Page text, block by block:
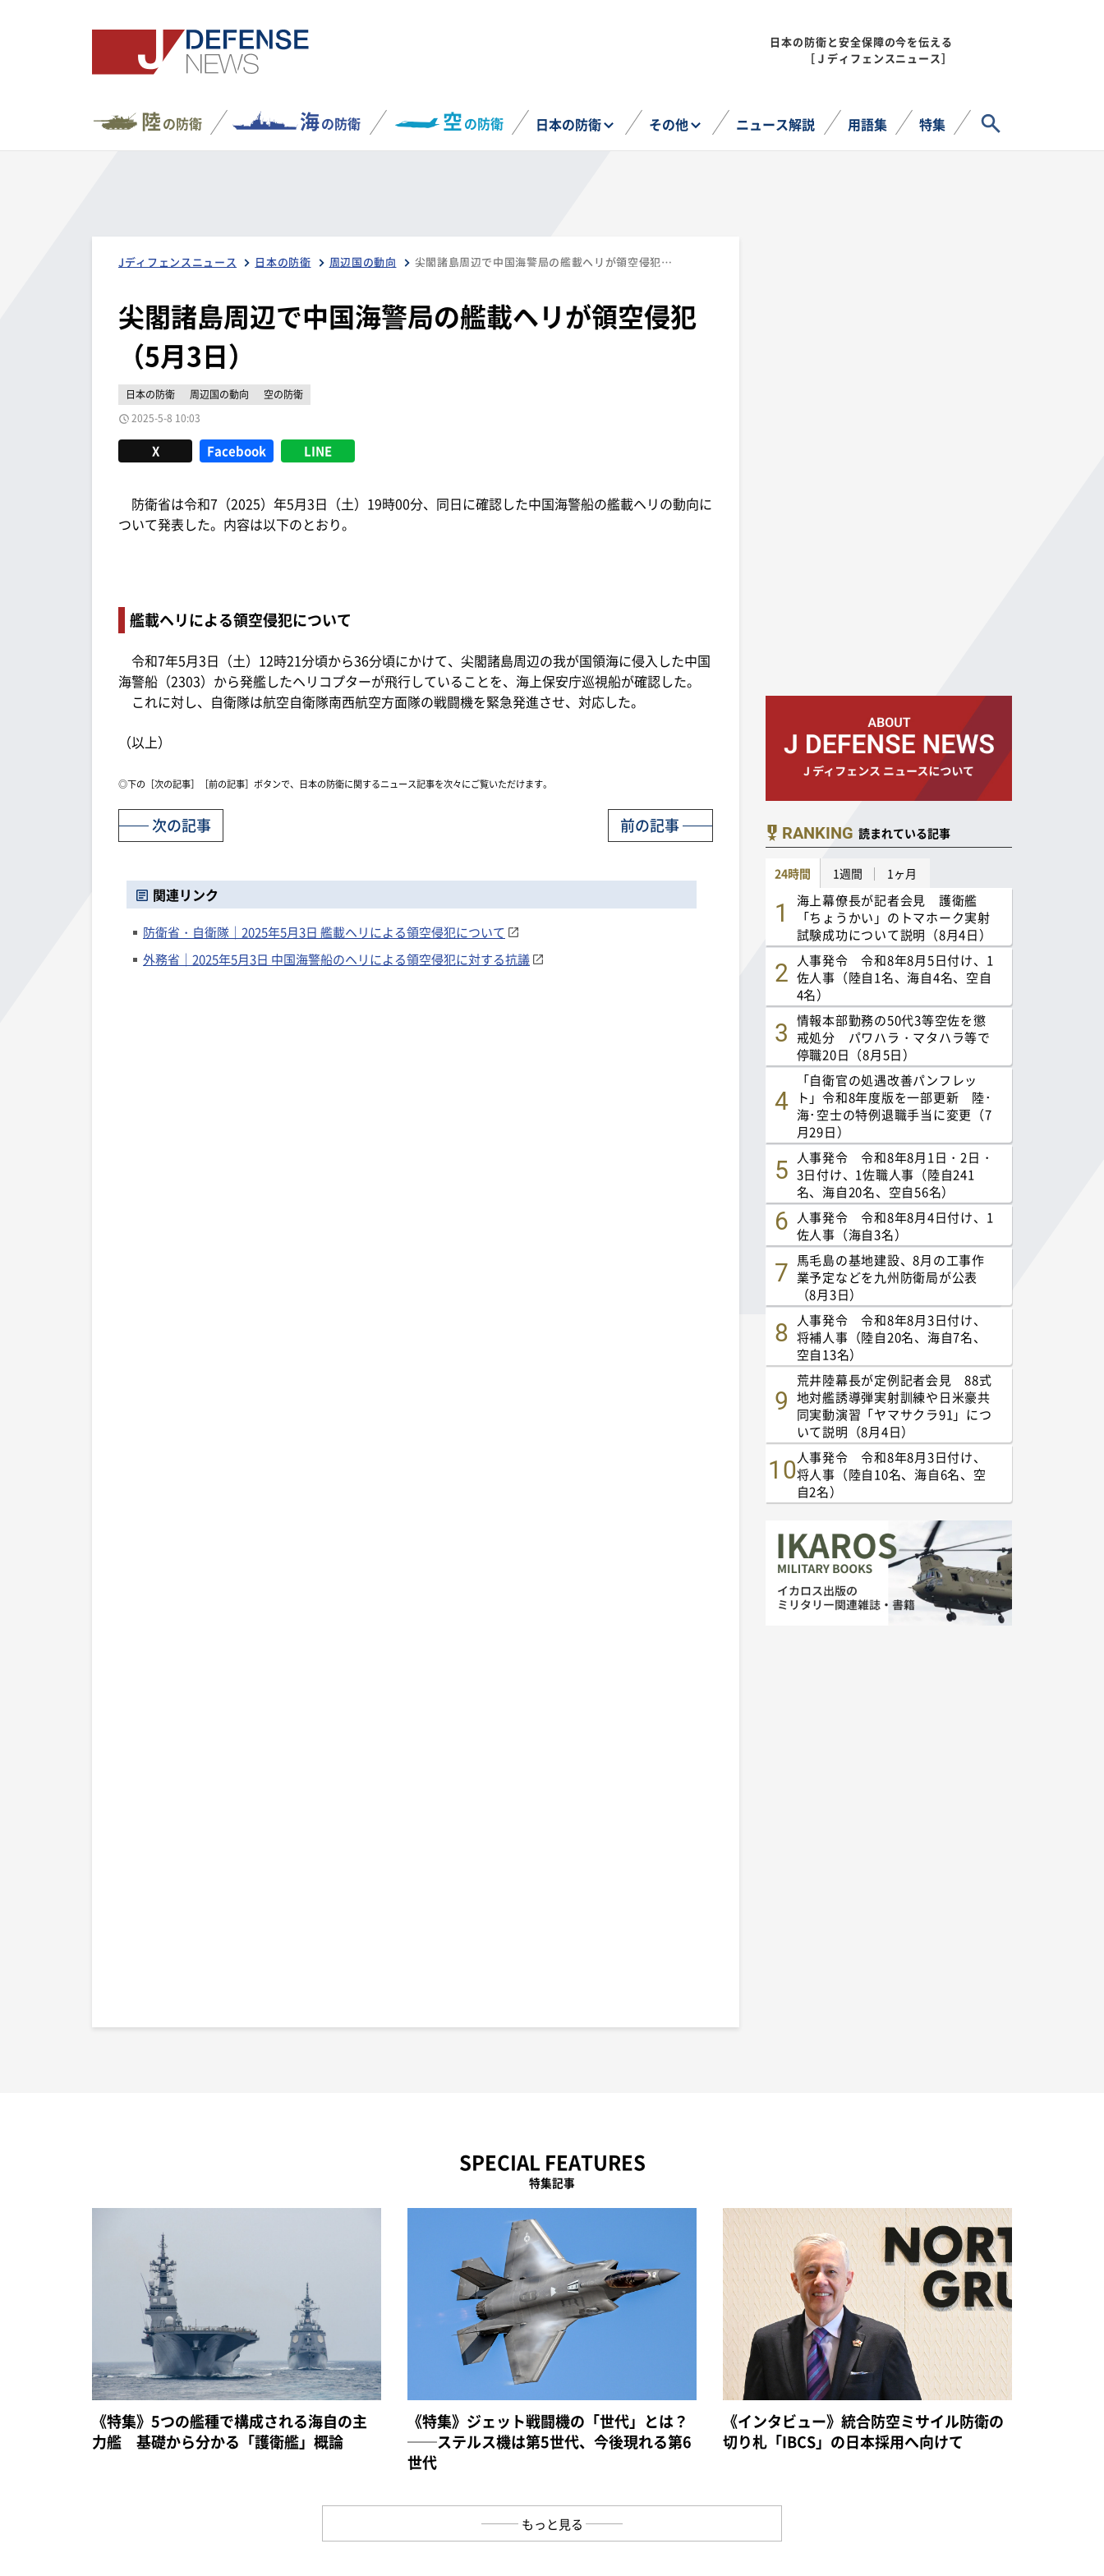
日本の防衛と安全保障の今を伝える
［Ｊディフェンスニュース］
陸の防衛 海の防衛 空の防衛 日本の防衛 その他 ニュース解説 用語集 特集
Jディフェンスニュース 日本の防衛 周辺国の動向 尖閣諸島周辺で中国海警局の艦載ヘリが領空侵犯（5月3日）
尖閣諸島周辺で中国海警局の艦載ヘリが領空侵犯
（5月3日）
日本の防衛 周辺国の動向
空の防衛
2025-5-8 10:03
X Facebook LINE
防衛省は令和7（2025）年5月3日（土）19時00分、同日に確認した中国海警船の艦載ヘリの動向に
ついて発表した。内容は以下のとおり。
艦載ヘリによる領空侵犯について
令和7年5月3日（土）12時21分頃から36分頃にかけて、尖閣諸島周辺の我が国領海に侵入した中国
海警船（2303）から発艦したヘリコプターが飛行していることを、海上保安庁巡視船が確認した。
これに対し、自衛隊は航空自衛隊南西航空方面隊の戦闘機を緊急発進させ、対応した。
（以上）
◎下の［次の記事］［前の記事］ボタンで、日本の防衛に関するニュース記事を次々にご覧いただけます。
前の記事
次の記事
関連リンク
防衛省・自衛隊｜2025年5月3日 艦載ヘリによる領空侵犯について
外務省｜2025年5月3日 中国海警船のヘリによる領空侵犯に対する抗議
RANKING 読まれている記事
24時間 1週間 1ヶ月
海上幕僚長が記者会見 護衛艦
「ちょうかい」のトマホーク実射
試験成功について説明（8月4日）
人事発令 令和8年8月5日付け、1
佐人事（陸自1名、海自4名、空自
4名）
情報本部勤務の50代3等空佐を懲
戒処分 パワハラ・マタハラ等で
停職20日（8月5日）
「自衛官の処遇改善パンフレッ
ト」令和8年度版を一部更新 陸･
海･空士の特例退職手当に変更（7
月29日）
人事発令 令和8年8月1日・2日・
3日付け、1佐職人事（陸自241
名、海自20名、空自56名）
人事発令 令和8年8月4日付け、1
佐人事（海自3名）
馬毛島の基地建設、8月の工事作
業予定などを九州防衛局が公表
（8月3日）
人事発令 令和8年8月3日付け、
将補人事（陸自20名、海自7名、
空自13名）
荒井陸幕長が定例記者会見 88式
地対艦誘導弾実射訓練や日米豪共
同実動演習「ヤマサクラ91」につ
いて説明（8月4日）
人事発令 令和8年8月3日付け、
将人事（陸自10名、海自6名、空
自2名）
SPECIAL FEATURES
特集記事
《特集》5つの艦種で構成される海自の主
力艦 基礎から分かる「護衛艦」概論
《特集》ジェット戦闘機の「世代」とは？
──ステルス機は第5世代、今後現れる第6
世代
《インタビュー》統合防空ミサイル防衛の
切り札「IBCS」の日本採用へ向けて
もっと見る